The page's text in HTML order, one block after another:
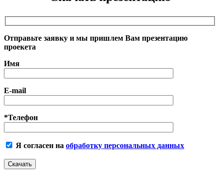
Отправьте заявку и мы пришлем Вам презентацию
проекета
Имя
E-mail
*Телефон
Я согласен на обработку персональных данных